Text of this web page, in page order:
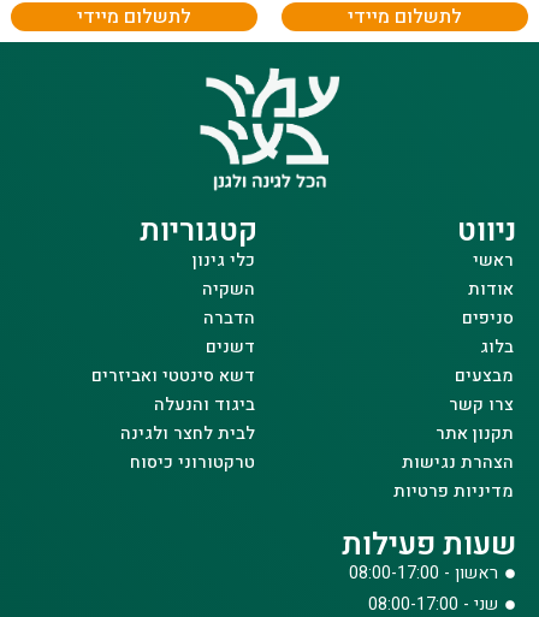
לתשלום מיידי
לתשלום מיידי
ניווט
ראשי
אודות
סניפים
בלוג
מבצעים
צרו קשר
תקנון אתר
הצהרת נגישות
מדיניות פרטיות
קטגוריות
כלי גינון
השקיה
הדברה
דשנים
דשא סינטטי ואביזרים
ביגוד והנעלה
לבית לחצר ולגינה
טרקטורוני כיסוח
שעות פעילות
ראשון - 08:00-17:00
שני - 08:00-17:00